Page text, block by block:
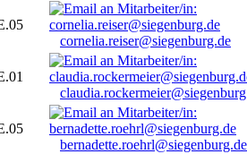
cornelia.reiser@siegenburg.de
bernadette.roehrl@siegenburg.de